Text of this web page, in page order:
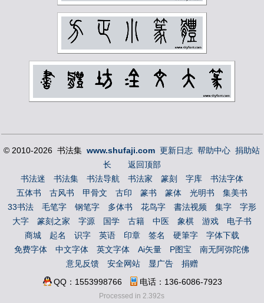
© 2010-2026 书法集www.shufaji.com 更新日志 帮助中心 捐助站
长
返回顶部
书法迷
书法集 书法导航 书法家 篆刻 字库
书法字体
五体书
古风书 甲骨文 古印 篆书 篆体 光明书
集美书
33书法
毛笔字 钢笔字 多体书 花鸟字 書法视频 集字
字形
大字
篆刻之家 字源 国学 古籍 中医 象棋 游戏
电子书
商城
起名 识字 英语 印章 签名 硬筆字
字体下载
免费字体
中文字体 英文字体 Ai矢量 P图宝
南无阿弥陀佛
意见反馈
安全网站 显广告
捐赠
QQ：1553998766
电话：136-6086-7923
Processed in 2.392s